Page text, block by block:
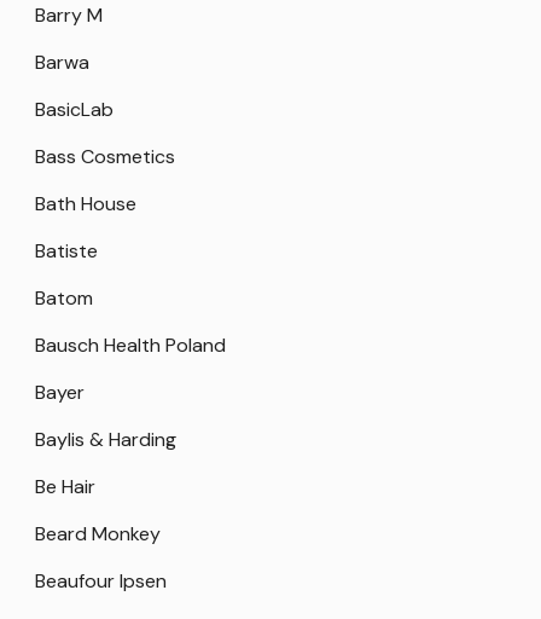
Barry M
Barwa
BasicLab
Bass Cosmetics
Bath House
Batiste
Batom
Bausch Health Poland
Bayer
Baylis & Harding
Be Hair
Beard Monkey
Beaufour Ipsen